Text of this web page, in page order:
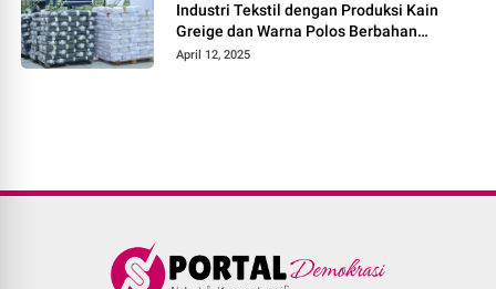
Industri Tekstil dengan Produksi Kain
Greige dan Warna Polos Berbahan
Tetoron Rayon
April 12, 2025